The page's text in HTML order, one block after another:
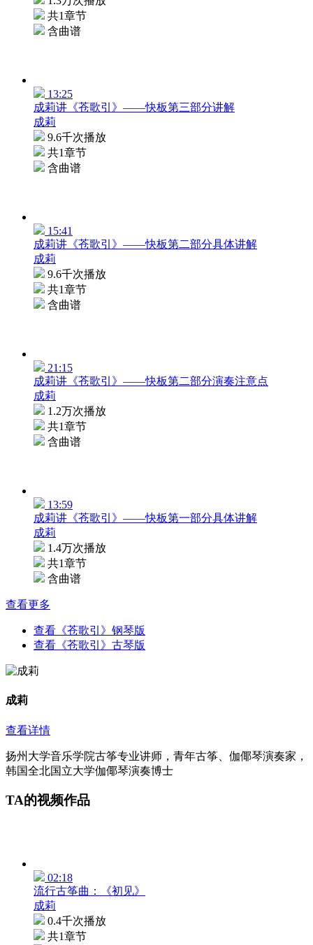
共1章节
含曲谱
13:25
成莉讲《苍歌引》——快板第三部分讲解
成莉
9.6千次播放
共1章节
含曲谱
15:41
成莉讲《苍歌引》——快板第二部分具体讲解
成莉
9.6千次播放
共1章节
含曲谱
21:15
成莉讲《苍歌引》——快板第二部分演奏注意点
成莉
1.2万次播放
共1章节
含曲谱
13:59
成莉讲《苍歌引》——快板第一部分具体讲解
成莉
1.4万次播放
共1章节
含曲谱
查看更多
查看《苍歌引》钢琴版
查看《苍歌引》古琴版
成莉
查看详情
扬州大学音乐学院古筝专业讲师，青年古筝、伽倻琴演奏家，
韩国全北国立大学伽倻琴演奏博士
TA的视频作品
02:18
流行古筝曲：《初见》
成莉
0.4千次播放
共1章节